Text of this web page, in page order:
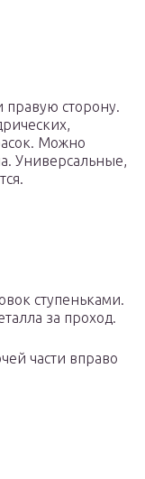
правую сторону.
Можно
Универсальные,
ступеньками.
за проход.
части вправо